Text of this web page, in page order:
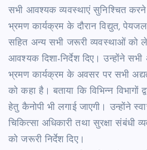
सभी आवश्यक व्यवस्थाएं सुनिश्चित
भ्रमण कार्यक्रम के दौरान विद्युत,
सहित अन्य सभी जरूरी व्यवस्थाओं को
आवश्यक दिशा-निर्देश दिए। उन्होंने
भ्रमण कार्यक्रम के अवसर पर सभी
को कहा है। बताया कि विभिन्न विभागों
हेतु कैनोपी भी लगाई जाएगी। उन्होंने
चिकित्सा अधिकारी तथा सुरक्षा संबंधी
को जरूरी निर्देश दिए।